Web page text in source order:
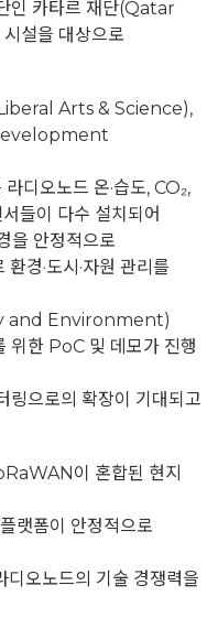
인 카타르 재단(Qatar
설을 대상으로
Arts & Science),
디오노드 온·습도, CO₂,
들이 다수 설치되어
을 안정적으로
환경·도시·자원 관리를
and Environment)
위한 PoC 및 데모가 진행
링으로의 확장이 기대되고
이 혼합된 현지
랫폼이 안정적으로
디오노드의 기술 경쟁력을